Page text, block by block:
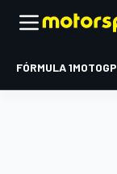
FÓRMULA 1MOTOGP